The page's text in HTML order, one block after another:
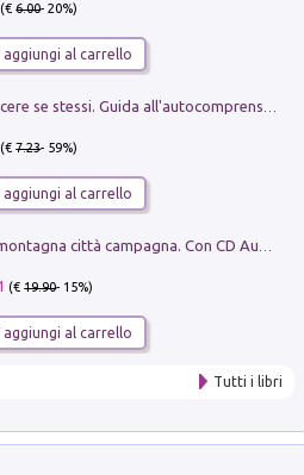
(€6.00- 20%)
aggiungi al carrello
(€7.23- 59%)
aggiungi al carrello
(€19.90- 15%)
aggiungi al carrello
Tutti i libri